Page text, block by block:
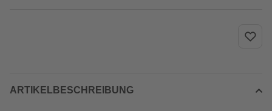
ARTIKELBESCHREIBUNG